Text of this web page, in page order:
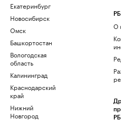
Екатеринбург
Новосибирск
Омск
Башкортостан
Вологодская
область
Калининград
Краснодарский
край
Нижний
Новгород
О